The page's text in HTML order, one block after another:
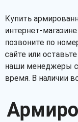
Купить
интернет-
позвоните по
сайте или
наши менеджеры
время. В наличии